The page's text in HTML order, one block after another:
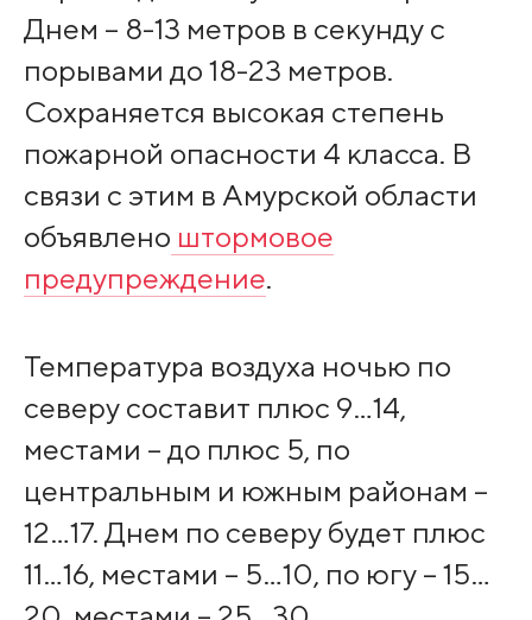
Днем – 8-13 метров в секунду с
порывами до 18-23 метров.
Сохраняется высокая степень
пожарной опасности 4 класса. В
связи с этим в Амурской области
объявлено штормовое
предупреждение.
Температура воздуха ночью по
северу составит плюс 9…14,
местами – до плюс 5, по
центральным и южным районам –
12…17. Днем по северу будет плюс
11…16, местами – 5…10, по югу – 15…